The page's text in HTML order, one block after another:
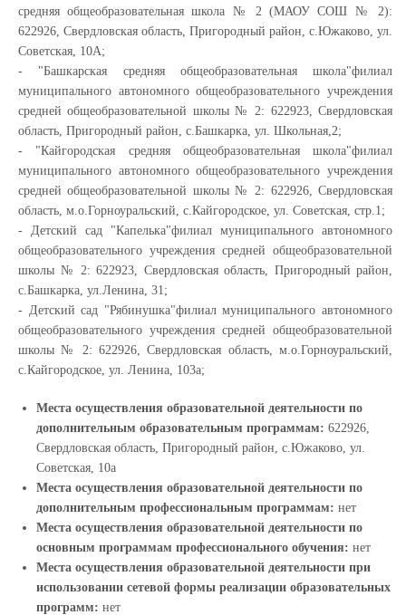
средняя общеобразовательная школа № 2 (МАОУ СОШ № 2):
622926, Свердловская область, Пригородный район, с.Южаково, ул.
Советская, 10А;
- "Башкарская средняя общеобразовательная школа"филиал
муниципального автономного общеобразовательного учреждения
средней общеобразовательной школы № 2: 622923, Свердловская
область, Пригородный район, с.Башкарка, ул. Школьная,2;
- "Кайгородская средняя общеобразовательная школа"филиал
муниципального автономного общеобразовательного учреждения
средней общеобразовательной школы № 2: 622926, Свердловская
область, м.о.Горноуральский, с.Кайгородское, ул. Советская, стр.1;
- Детский сад "Капелька"филиал муниципального автономного
общеобразовательного учреждения средней общеобразовательной
школы № 2: 622923, Свердловская область, Пригородный район,
с.Башкарка, ул.Ленина, 31;
- Детский сад "Рябинушка"филиал муниципального автономного
общеобразовательного учреждения средней общеобразовательной
школы № 2: 622926, Свердловская область, м.о.Горноуральский,
с.Кайгородское, ул. Ленина, 103а;
Места осуществления образовательной деятельности по
дополнительным образовательным программам: 622926,
Свердловская область, Пригородный район, с.Южаково, ул.
Советская, 10а
Места осуществления образовательной деятельности по
дополнительным профессиональным программам: нет
Места осуществления образовательной деятельности по
основным программам профессионального обучения: нет
Места осуществления образовательной деятельности при
использовании сетевой формы реализации образовательных
программ: нет